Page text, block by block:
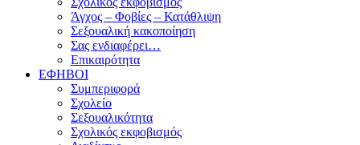
Άγχος – Φοβίες – Κατάθλιψη
Σεξουαλική κακοποίηση
Σας ενδιαφέρει…
Επικαιρότητα
ΕΦΗΒΟΙ
Συμπεριφορά
Σχολείο
Σεξουαλικότητα
Σχολικός εκφοβισμός